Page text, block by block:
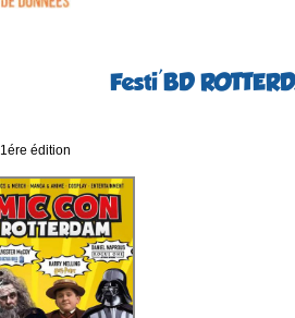
Festi'BD
1ére édition